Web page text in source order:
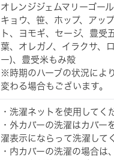
オレンジジェムマリーゴー
キョウ、笹、ホップ、アッ
ト、ヨモギ、セージ、豊受
葉、オレガノ、イラクサ、
ー)、豊受米もみ殻
※時期のハーブの状況によ
変わる場合もございます。
・洗濯ネットを使用してく
・外カバーの洗濯はカバー
濯表示にならって洗濯して
・内カバーの洗濯の場合は